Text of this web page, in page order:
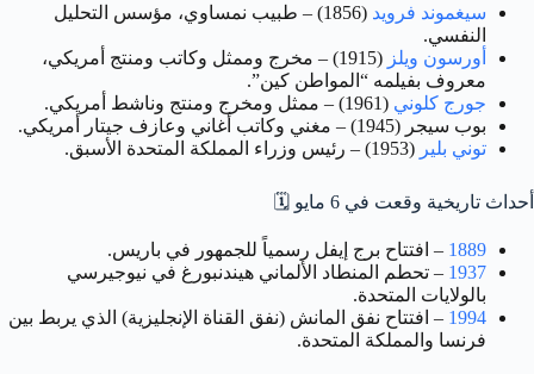
سيغموند فرويد
(1856) – طبيب نمساوي، مؤسس التحليل
النفسي.
أورسون ويلز
(1915) – مخرج وممثل وكاتب ومنتج أمريكي،
معروف بفيلمه “المواطن كين”.
جورج كلوني (1961) – ممثل ومخرج ومنتج وناشط أمريكي.
بوب سيجر (1945) – مغني وكاتب أغاني وعازف جيتار أمريكي.
توني بلير (1953) – رئيس وزراء المملكة المتحدة الأسبق.
أحداث تاريخية وقعت في 6 مايو 🗓️
1889 – افتتاح برج إيفل رسمياً للجمهور في باريس.
1937 – تحطم المنطاد الألماني هيندنبورغ في نيوجيرسي
بالولايات المتحدة.
1994 – افتتاح نفق المانش (نفق القناة الإنجليزية) الذي يربط بين
فرنسا والمملكة المتحدة.